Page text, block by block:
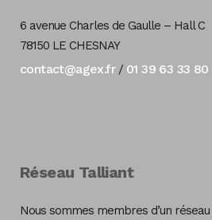
6 avenue Charles de Gaulle – Hall C
78150 LE CHESNAY
contact@agex.fr/ 01 39 63 33 80
Réseau Talliant
Nous sommes membres d’un